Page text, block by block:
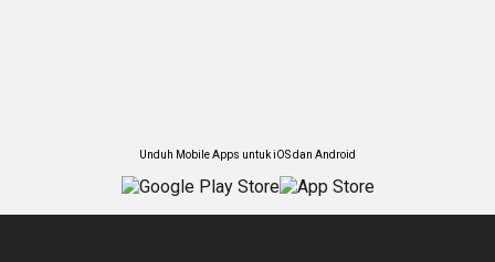
Unduh Mobile Apps untuk iOS dan Android